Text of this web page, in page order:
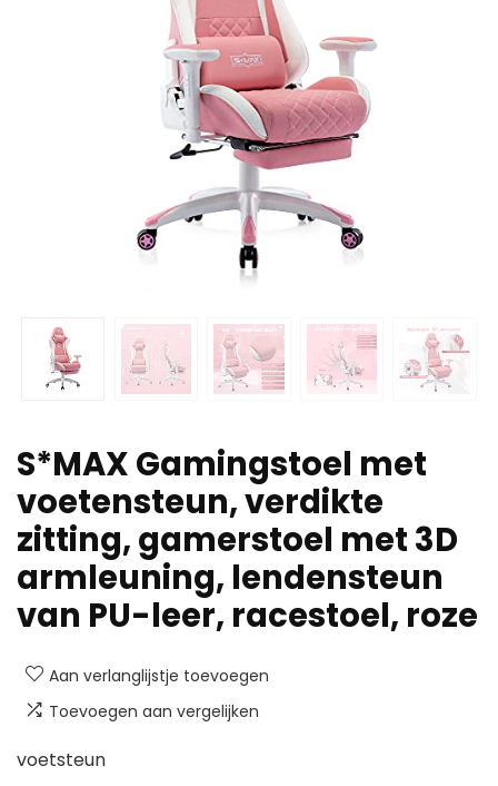
S*MAX Gamingstoel met
voetensteun, verdikte
zitting, gamerstoel met 3D
armleuning, lendensteun
van PU-leer, racestoel, roze
Aan verlanglijstje toevoegen
Toevoegen aan vergelijken
voetsteun